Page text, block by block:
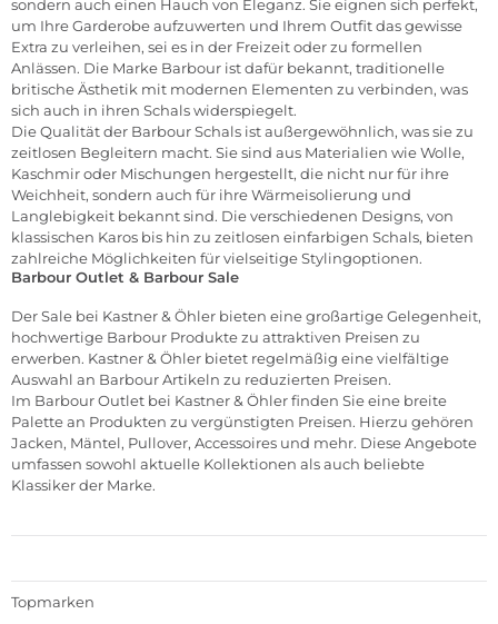
sondern auch einen Hauch von Eleganz. Sie eignen sich perfekt,
um Ihre Garderobe aufzuwerten und Ihrem Outfit das gewisse
Extra zu verleihen, sei es in der Freizeit oder zu formellen
Anlässen. Die Marke Barbour ist dafür bekannt, traditionelle
britische Ästhetik mit modernen Elementen zu verbinden, was
sich auch in ihren Schals widerspiegelt.
Die Qualität der Barbour Schals ist außergewöhnlich, was sie zu
zeitlosen Begleitern macht. Sie sind aus Materialien wie Wolle,
Kaschmir oder Mischungen hergestellt, die nicht nur für ihre
Weichheit, sondern auch für ihre Wärmeisolierung und
Langlebigkeit bekannt sind. Die verschiedenen Designs, von
klassischen Karos bis hin zu zeitlosen einfarbigen Schals, bieten
zahlreiche Möglichkeiten für vielseitige Stylingoptionen.
Barbour Outlet & Barbour Sale
DerSale bei Kastner & Öhler bieten eine großartige Gelegenheit,
hochwertige Barbour Produkte zu attraktiven Preisen zu
erwerben. Kastner & Öhler bietet regelmäßig eine vielfältige
Auswahl an Barbour Artikeln zu reduzierten Preisen.
Im Barbour Outlet bei Kastner & Öhler finden Sie eine breite
Palette an Produkten zu vergünstigten Preisen. Hierzu gehören
Jacken, Mäntel, Pullover, Accessoires und mehr. Diese Angebote
umfassen sowohl aktuelle Kollektionen als auch beliebte
Klassiker der Marke.
Topmarken